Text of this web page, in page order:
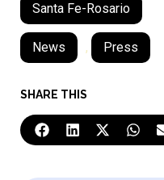
Santa Fe-Rosario
News , Press
SHARE THIS